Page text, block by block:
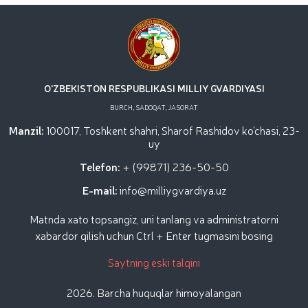
gvardiya Temurbeklar maktabi o‘quvchilari bilan
“Dronlardan foydalanish va ularning texnik
xususiyatlari” mavzusida ko‘rgazmali mashg‘ulot
tashkil etildi / / Milliy gvardiya Toshkent mintaqaviy
o‘quv markazida "Obyektlarni qo‘riqlash tizimida
uchuvchisiz uchadigan apparatlarini qo‘llash
seminari o‘tkazildi / / Muborak Ramazon oyi Taroveh
namozlari o‘qilishi vaqtida jamoat tartibi hamda
fuqarolar xavfsizligi taʼminlanad / / O‘zbekiston
Respublikasi Prezidentining "Ikkinchi jahon urushi
qatnashchilarini rag‘batlantirish to‘g‘risida"gi
O'ZBEKISTON RESPUBLIKASI MILLIY GVARDIYASI
BURCH, SADOQAT, JASORAT
Manzil: 100017, Toshkent shahri, Sharof Rashidov ko'chasi, 23-
uy
Telefon: + (99871) 236-50-50
E-mail:info@milliygvardiya.uz
Matnda xato topsangiz, uni tanlang va administratorni
xabardor qilish uchun Ctrl + Enter tugmasini bosing
Saytning eski talqini
2026. Barcha huquqlar himoyalangan